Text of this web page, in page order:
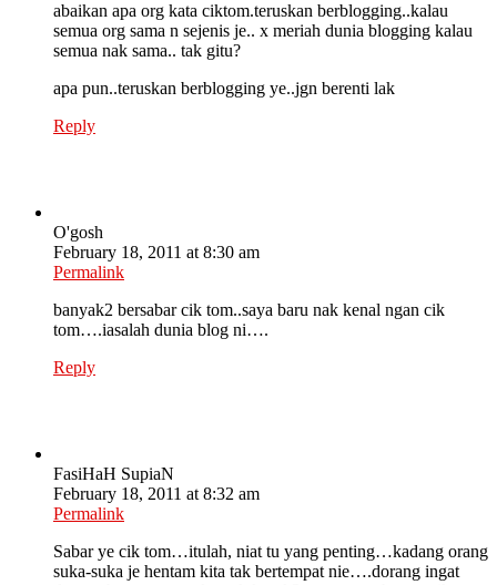
abaikan apa org kata ciktom.teruskan berblogging..kalau
semua org sama n sejenis je.. x meriah dunia blogging kalau
semua nak sama.. tak gitu?
apa pun..teruskan berblogging ye..jgn berenti lak
Reply
O'gosh
February 18, 2011 at 8:30 am
Permalink
banyak2 bersabar cik tom..saya baru nak kenal ngan cik
tom….iasalah dunia blog ni….
Reply
FasiHaH SupiaN
February 18, 2011 at 8:32 am
Permalink
Sabar ye cik tom…itulah, niat tu yang penting…kadang orang
suka-suka je hentam kita tak bertempat nie….dorang ingat